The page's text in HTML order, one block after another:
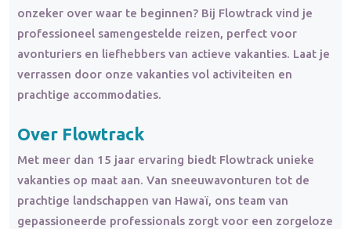
onzeker over waar te beginnen? Bij Flowtrack vind je
professioneel samengestelde reizen, perfect voor
avonturiers en liefhebbers van actieve vakanties. Laat je
verrassen door onze vakanties vol activiteiten en
prachtige accommodaties.
Over Flowtrack
Met meer dan 15 jaar ervaring biedt Flowtrack unieke
vakanties op maat aan. Van sneeuwavonturen tot de
prachtige landschappen van Hawaï, ons team van
gepassioneerde professionals zorgt voor een zorgeloze